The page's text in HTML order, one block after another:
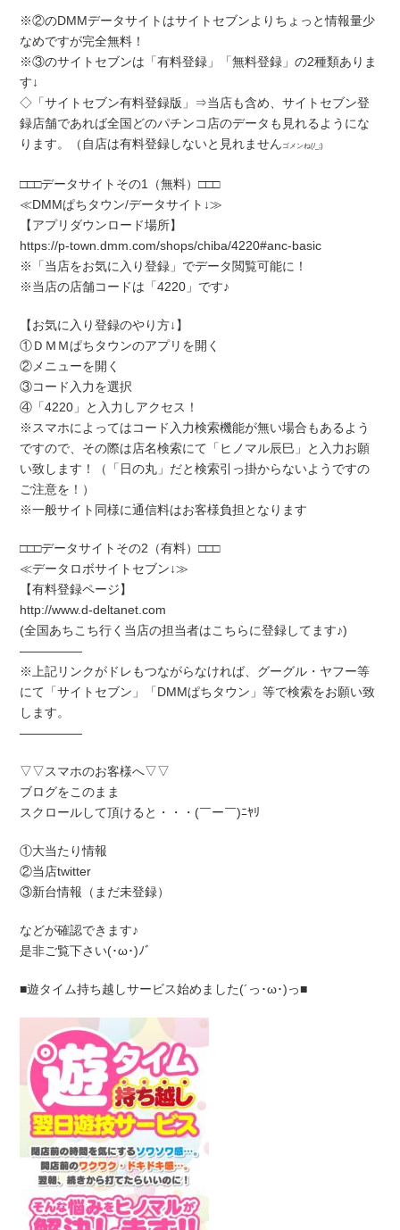
※②のDMMデータサイトはサイトセブンよりちょっと情報量少
なめですが完全無料！
※③のサイトセブンは「有料登録」「無料登録」の2種類ありま
す↓
◇「サイトセブン有料登録版」⇒当店も含め、サイトセブン登
録店舗であれば全国どのパチンコ店のデータも見れるようにな
ります。（自店は有料登録しないと見れません ゴメンね(/_;)
□□□データサイトその1（無料）□□□
≪DMMぱちタウン/データサイト↓≫
【アプリダウンロード場所】
https://p-town.dmm.com/shops/chiba/4220#anc-basic
※「当店をお気に入り登録」でデータ閲覧可能に！
※当店の店舗コードは「4220」です♪
【お気に入り登録のやり方↓】
①ＤＭＭぱちタウンのアプリを開く
②メニューを開く
③コード入力を選択
④「4220」と入力しアクセス！
※スマホによってはコード入力検索機能が無い場合もあるよう
ですので、その際は店名検索にて「ヒノマル辰巳」と入力お願
い致します！（「日の丸」だと検索引っ掛からないようですの
ご注意を！）
※一般サイト同様に通信料はお客様負担となります
□□□データサイトその2（有料）□□□
≪データロボサイトセブン↓≫
【有料登録ページ】
http://www.d-deltanet.com
(全国あちこち行く当店の担当者はこちらに登録してます♪)
―――――
※上記リンクがドレもつながらなければ、グーグル・ヤフー等
にて「サイトセブン」「DMMぱちタウン」等で検索をお願い致
します。
―――――
▽▽スマホのお客様へ▽▽
ブログをこのまま
スクロールして頂けると・・・(￣ー￣)ﾆﾔﾘ
①大当たり情報
②当店twitter
③新台情報（まだ未登録）
などが確認できます♪
是非ご覧下さい(･ω･)ﾉﾞ
■遊タイム持ち越しサービス始めました(´っ･ω･)っ■